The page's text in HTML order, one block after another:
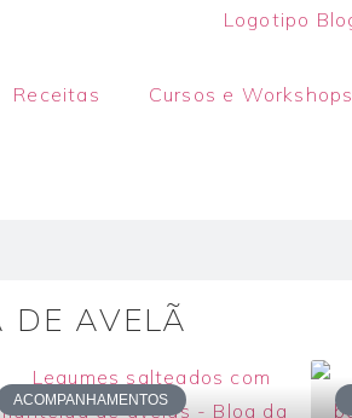
Receitas Cursos e Workshops
DE AVELÃ
ACOMPANHAMENTOS